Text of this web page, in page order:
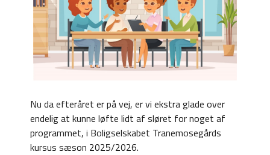
Nu da efteråret er på vej, er vi ekstra glade over
endelig at kunne løfte lidt af sløret for noget af
programmet, i Boligselskabet Tranemosegårds
kursus sæson 2025/2026.